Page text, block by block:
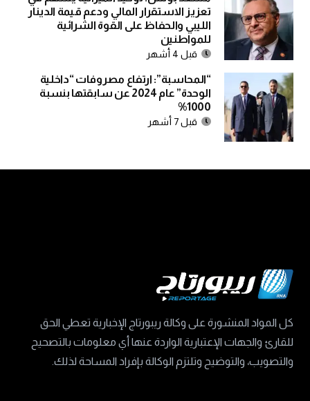
تعزيز الاستقرار المالي ودعم قيمة الدينار
الليبي والحفاظ على القوة الشرائية
للمواطنين
قبل 4 أشهر
“المحاسبة”: ارتفاع مصروفات “داخلية
الوحدة” عام 2024 عن سابقتها بنسبة
1000%
قبل 7 أشهر
كل المواد المنشورة على وكالة ريبورتاج الإخبارية تعطي الحق
للقارئ والجهات الإعتبارية الواردة عنها أي معلومات بالتصحيح
والتصويب، والتوضيح وتلتزم الوكالة بإفراد المساحة لذلك.